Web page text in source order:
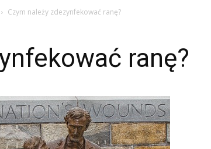
Czym należy zdezynfekować ranę?
ranę?